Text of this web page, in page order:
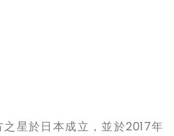
星於日本成立，並於2017年